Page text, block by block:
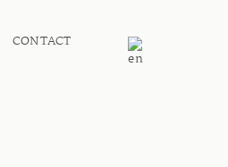
CONTACT